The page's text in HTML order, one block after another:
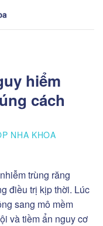
hiểm
cách
NHA KHOA
trùng răng
điều trị kịp thời. Lúc
sang mô mềm
và tiềm ẩn nguy cơ